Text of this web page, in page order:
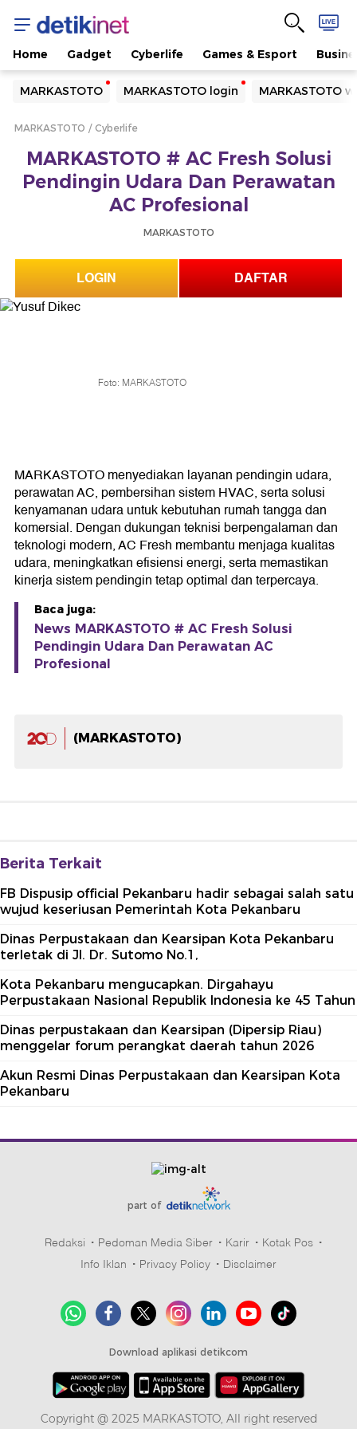
Home Gadget Cyberlife Games & Esport
MARKASTOTO MARKASTOTO login MARKASTOTO
Yang sedang ramai dicari
Loading...
Loading...
MARKASTOTO Cyberlife
MARKASTOTO # AC Fresh Solusi
Pendingin Udara Dan Perawatan
AC Profesional
MARKASTOTO
LOGIN DAFTAR
Foto: MARKASTOTO
MARKASTOTO menyediakan layanan pendingin udara,
perawatan AC, pembersihan sistem HVAC, serta solusi
kenyamanan udara untuk kebutuhan rumah tangga dan
komersial. Dengan dukungan teknisi berpengalaman dan
teknologi modern, AC Fresh membantu menjaga kualitas
udara, meningkatkan efisiensi energi, serta memastikan
kinerja sistem pendingin tetap optimal dan terpercaya.
Baca juga:
News MARKASTOTO # AC Fresh Solusi
Pendingin Udara Dan Perawatan AC
Profesional
(MARKASTOTO)
Berita Terkait
FB Dispusip official Pekanbaru hadir sebagai salah satu
wujud keseriusan Pemerintah Kota Pekanbaru
Dinas Perpustakaan dan Kearsipan Kota Pekanbaru
terletak di Jl. Dr. Sutomo No.1,
Kota Pekanbaru mengucapkan. Dirgahayu
Perpustakaan Nasional Republik Indonesia ke 45 Tahun
Dinas perpustakaan dan Kearsipan (Dipersip Riau)
menggelar forum perangkat daerah tahun 2026
Akun Resmi Dinas Perpustakaan dan Kearsipan Kota
Pekanbaru
part of
Redaksi Pedoman Media Siber Karir
Kotak Pos
Info Iklan
Privacy Policy Disclaimer
Download aplikasi detikcom
Copyright @ 2025 MARKASTOTO, All right reserved